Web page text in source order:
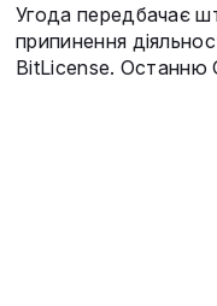
Угода передбачає
припинення
BitLicense. Останню